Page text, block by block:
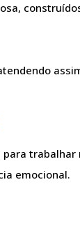
emocional.